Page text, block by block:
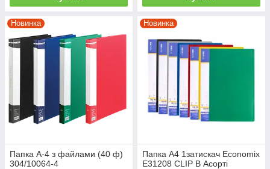
Новинка
Папка А-4 з файлами (40 ф)
304/10064-4
Новинка
Папка А4 1затискач Economix
Е31208 CLIP B Асорті